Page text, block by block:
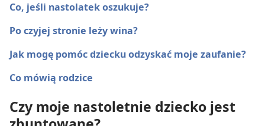
Co, jeśli nastolatek oszukuje?
Po czyjej stronie leży wina?
Jak mogę pomóc dziecku odzyskać moje zaufanie?
Co mówią rodzice
Czy moje nastoletnie dziecko jest